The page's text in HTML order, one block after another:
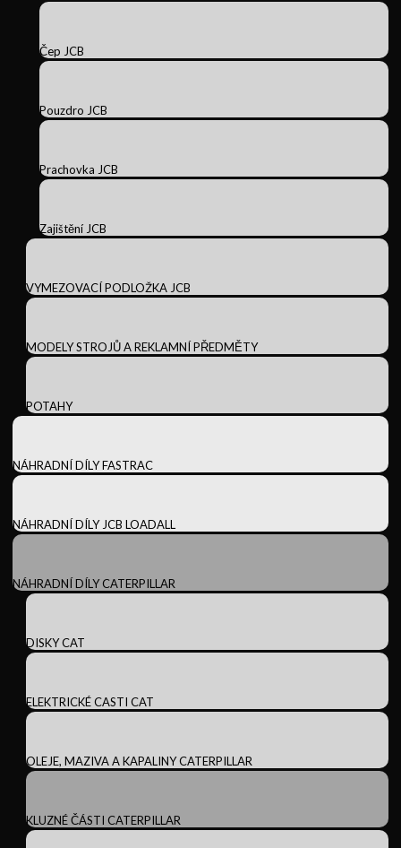
Čep JCB
Pouzdro JCB
Prachovka JCB
Zajištění JCB
VYMEZOVACÍ PODLOŽKA JCB
MODELY STROJŮ A REKLAMNÍ PŘEDMĚTY
POTAHY
NÁHRADNÍ DÍLY FASTRAC
NÁHRADNÍ DÍLY JCB LOADALL
NÁHRADNÍ DÍLY CATERPILLAR
DISKY CAT
ELEKTRICKÉ CASTI CAT
OLEJE, MAZIVA A KAPALINY CATERPILLAR
KLUZNÉ ČÁSTI CATERPILLAR